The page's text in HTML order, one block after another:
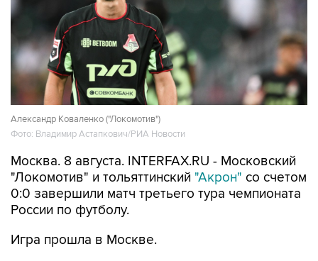
Александр Коваленко ("Локомотив")
Фото: Владимир Астапкович/РИА Новости
Москва. 8 августа. INTERFAX.RU - Московский
"Локомотив" и тольяттинский "Акрон" со счетом
0:0 завершили матч третьего тура чемпионата
России по футболу.
Игра прошла в Москве.